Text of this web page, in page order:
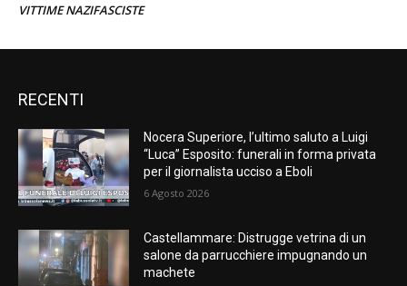
VITTIME NAZIFASCISTE
RECENTI
Nocera Superiore, l’ultimo saluto a Luigi
“Luca” Esposito: funerali in forma privata
per il giornalista ucciso a Eboli
6 Agosto 2026
Castellammare: Distrugge vetrina di un
salone da parrucchiere impugnando un
machete